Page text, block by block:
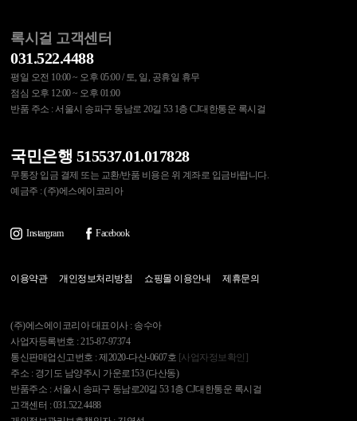
록시걸 고객센터
031.522.4488
평일 오전 10:00 ~ 오후 05:00 / 토, 일, 공휴일 휴무
점심 오후 12:00 ~ 오후 01:00
반품 주소 : 서울시 송파구 동남로 20길 53 1층 CJ대한통운 록시걸
국민은행 515537.01.017828
무통장 입금 결제 또는 교환/반품 비용은 위 계좌로 입금바랍니다.
예금주 : (주)에스에이코리아
Instargram Facebook
이용약관 개인정보처리방침 쇼핑몰 이용안내 제휴문의
(주)에스에이코리아 대표이사 : 송수아
사업자등록번호 : 215-87-97374
통신판매업신고번호 : 제2020-다산-0607호 [사업자정보확인]
주소 : 경기도 남양주시 가운로153 (다산동)
반품주소 : 서울시 송파구 동남로20길 53 1층 CJ대한통운 록시걸
고객센터 : 031.522.4488